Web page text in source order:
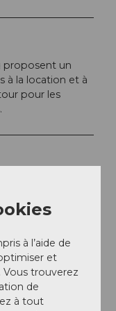
proposent un
à la location et à
pour les
jusqu'à
minutes de
sont
à l’aide de
et
Vous trouverez
de
à tout